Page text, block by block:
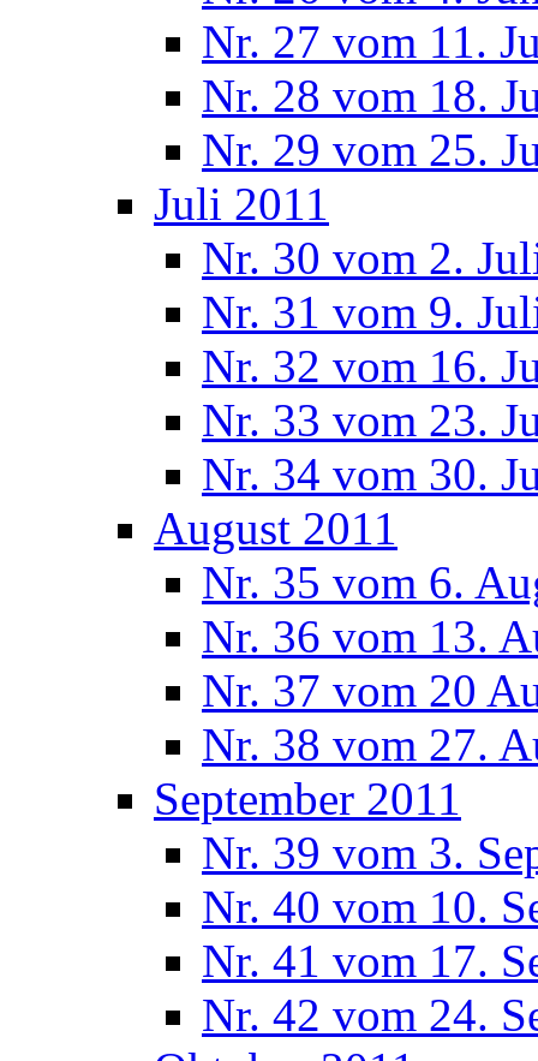
Nr. 27 vom 11.
Nr. 28 vom 18.
Nr. 29 vom 25.
Juli 2011
Nr. 30 vom 2.
Nr. 31 vom 9.
Nr. 32 vom 16.
Nr. 33 vom 23.
Nr. 34 vom 30.
August 2011
Nr. 35 vom 6.
Nr. 36 vom 13.
Nr. 37 vom 20
Nr. 38 vom 27.
September 2011
Nr. 39 vom 3.
Nr. 40 vom 10.
Nr. 41 vom 17.
Nr. 42 vom 24.